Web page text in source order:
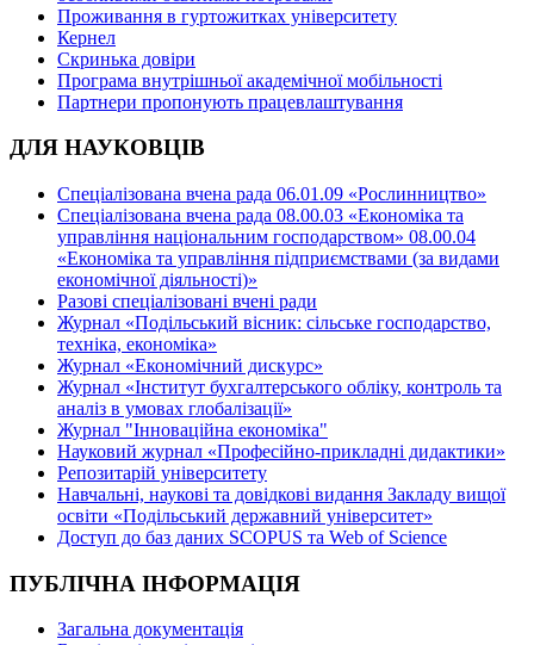
Проживання в гуртожитках університету
Кернел
Скринька довіри
Програма внутрішньої академічної мобільності
Партнери пропонують працевлаштування
ДЛЯ НАУКОВЦІВ
Спеціалізована вчена рада 06.01.09 «Рослинництво»
Спеціалізована вчена рада 08.00.03 «Економіка та
управління національним господарством» 08.00.04
«Економіка та управління підприємствами (за видами
економічної діяльності)»
Разові спеціалізовані вчені ради
Журнал «Подільський вісник: сільське господарство,
техніка, економіка»
Журнал «Економічний дискурс»
Журнал «Інститут бухгалтерського обліку, контроль та
аналіз в умовах глобалізації»
Журнал "Інноваційна економіка"
Науковий журнал «Професійно-прикладні дидактики»
Репозитарій університету
Навчальні, наукові та довідкові видання Закладу вищої
освіти «Подільський державний університет»
Доступ до баз даних SCOPUS та Web of Science
ПУБЛІЧНА ІНФОРМАЦІЯ
Загальна документація